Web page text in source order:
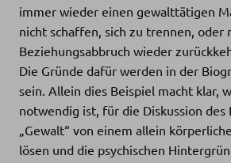
immer wieder einen gewalttätigen
nicht schaffen, sich zu trennen, oder
Beziehungsabbruch wieder
Die Gründe dafür werden in der
sein. Allein dies Beispiel macht klar,
notwendig ist, für die Diskussion des
„Gewalt“ von einem allein
lösen und die psychischen